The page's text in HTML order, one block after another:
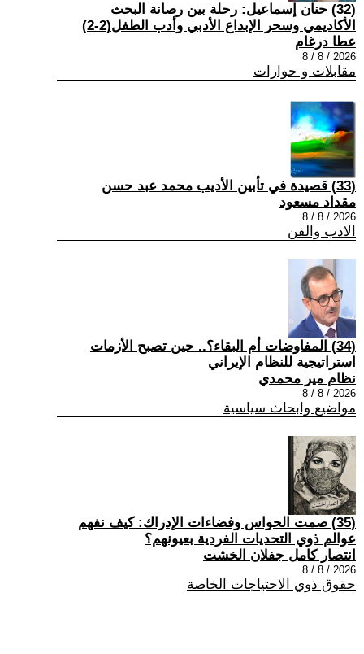
(32) حنان إسماعيل: رحلة بين رصانة البحث
الأكاديمي وسحر الإبداع الأدبي وأدب الطفل(2-2)
عطا درغام
2026 / 8 / 8
مقابلات و حوارات
(33) قصيدة في تأبين الأديب محمد عبد حسن
مقداد مسعود
2026 / 8 / 8
الادب والفن
(34) المفاوضات أم البقاء؟.. حين تصبح الأزمات
استراتيجية للنظام الإيراني
نظام مير محمدي
2026 / 8 / 8
مواضيع وابحاث سياسية
(35) صمت الحواس وفضاءات الإدراك: كيف نفهم
عوالم ذوي التحديات الفردية بعيونهم؟
انتصار كامل جفلان الخشت
2026 / 8 / 8
حقوق ذوي الاحتياجات الخاصة